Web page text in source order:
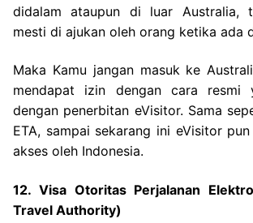
didalam ataupun di luar Australia,
mesti di ajukan oleh orang ketika ada
Maka Kamu jangan masuk ke
mendapat izin dengan cara resmi
dengan penerbitan eVisitor. Sama
ETA, sampai sekarang ini eVisitor
akses oleh Indonesia.
12. Visa Otoritas Perjalanan
Travel Authority)